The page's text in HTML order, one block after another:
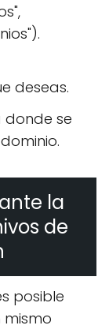
deseas.
se
la
de
posible